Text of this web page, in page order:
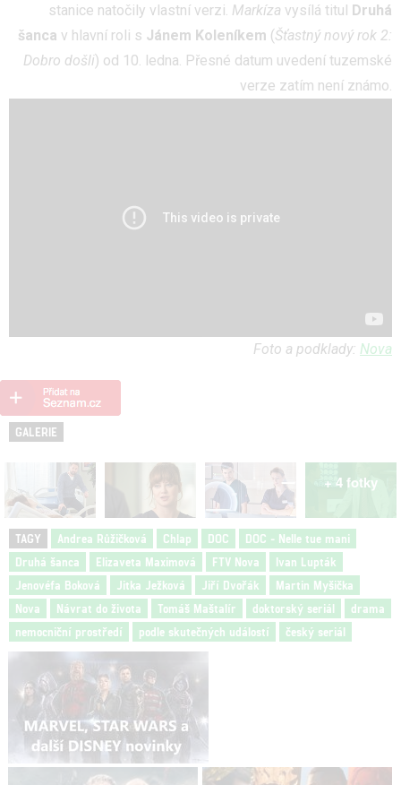
stanice natočily vlastní verzi. Markíza vysílá titul
Druhá
šanca v hlavní roli s Jánem Koleníkem (Šťastný nový rok 2:
Dobro došli) od 10. ledna. Přesné datum uvedení tuzemské
verze zatím není známo.
Foto a podklady: Nova
GALERIE
+ 4 fotky
TAGY Andrea Růžičková Chlap DOC
DOC - Nelle tue mani
Druhá šanca
Elizaveta Maximová FTV Nova
Ivan Lupták
Jenovéfa Boková
Jitka Ježková Jiří Dvořák
Martin Myšička
Nova
Návrat do života Tomáš Maštalír doktorský seriál
drama
nemocniční prostředí
podle skutečných událostí český seriál